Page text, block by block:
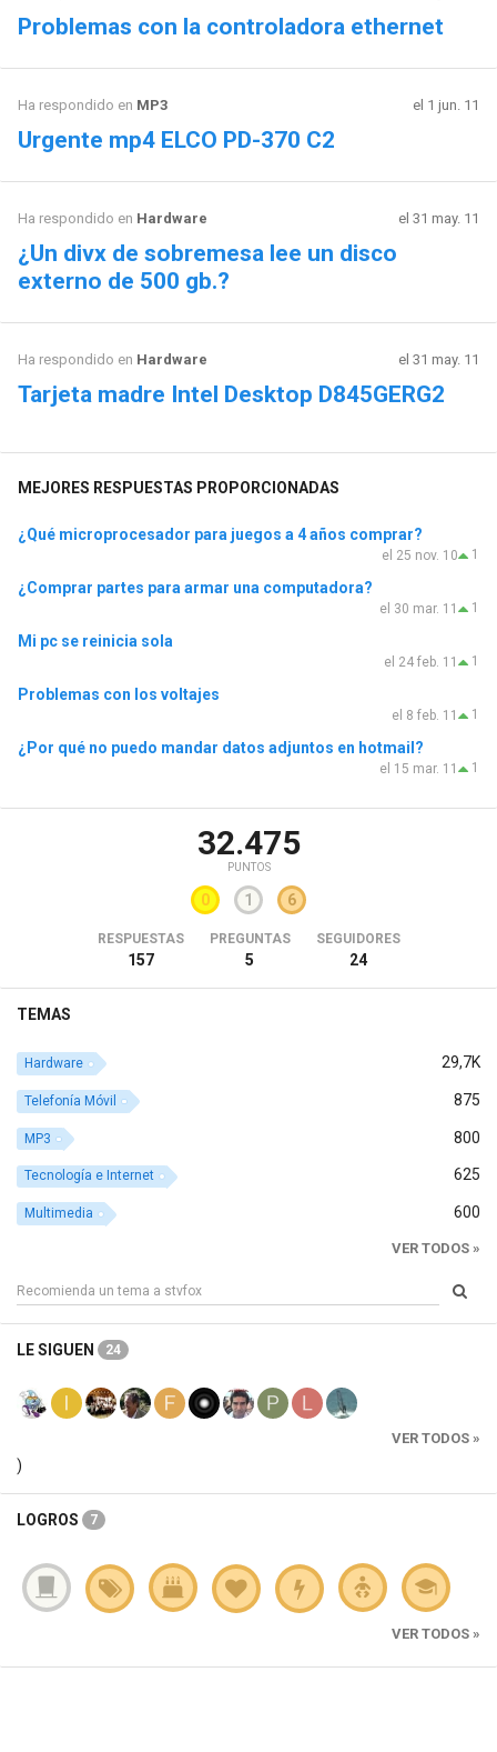
Problemas con la controladora ethernet
Ha respondido en MP3 el 1 jun. 11
Urgente mp4 ELCO PD-370 C2
Ha respondido en Hardware el 31 may. 11
¿Un divx de sobremesa lee un disco
externo de 500 gb.?
Ha respondido en Hardware el 31 may. 11
Tarjeta madre Intel Desktop D845GERG2
MEJORES RESPUESTAS PROPORCIONADAS
¿Qué microprocesador para juegos a 4 años comprar?
1
el 25 nov. 10
¿Comprar partes para armar una computadora?
1
el 30 mar. 11
Mi pc se reinicia sola
1
el 24 feb. 11
Problemas con los voltajes
1
el 8 feb. 11
¿Por qué no puedo mandar datos adjuntos en hotmail?
1
el 15 mar. 11
32.475
PUNTOS
0 1 6
RESPUESTAS
157
PREGUNTAS
5
SEGUIDORES
24
TEMAS
29,7K
Hardware
875
Telefonía Móvil
800
MP3
625
Tecnología e Internet
600
Multimedia
VER TODOS »
LE SIGUEN 24
VER TODOS »
)
LOGROS 7
VER TODOS »